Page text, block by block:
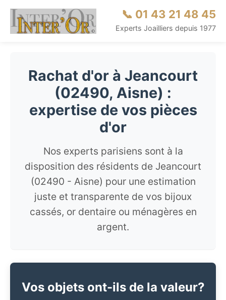
📞 01 43 21 48 45
Experts Joailliers depuis 1977
Rachat d'or à Jeancourt
(02490, Aisne) :
expertise de vos pièces
d'or
Nos experts parisiens sont à la
disposition des résidents de Jeancourt
(02490 - Aisne) pour une estimation
juste et transparente de vos bijoux
cassés, or dentaire ou ménagères en
argent.
Vos objets ont-ils de la valeur?